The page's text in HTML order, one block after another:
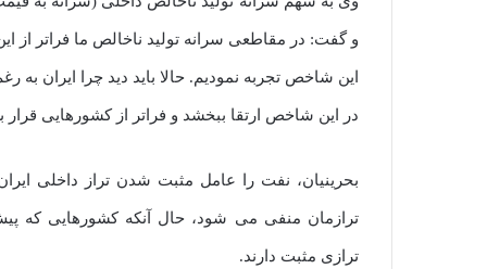
و گفت: در مقاطعی سرانه تولید ناخالص ما فراتر از
این شاخص تجربه نمودیم. حالا باید دید چرا ایران به
در این شاخص ارتقا ببخشد و فراتر از کشورهایی قرار
بحرینیان، نفت را عامل مثبت شدن تراز داخلی
ترازمان منفی می شود، حال آنکه کشورهایی که
ترازی مثبت دارند.